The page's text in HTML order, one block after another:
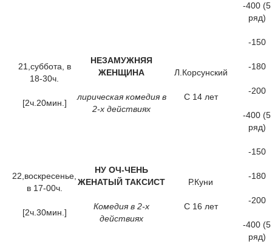
-400 (5
ряд)
21,суббота, в
18-30ч.
[2ч.20мин.]
НЕЗАМУЖНЯЯ
ЖЕНЩИНА
лирическая комедия в
2-х действиях
Л.Корсунский
С 14 лет
-150
-180
-200
-400 (5
ряд)
22,воскресенье,
в 17-00ч.
[2ч.30мин.]
НУ ОЧ-ЧЕНЬ
ЖЕНАТЫЙ ТАКСИСТ
Комедия в 2-х
действиях
Р.Куни
С 16 лет
-150
-180
-200
-400 (5
ряд)